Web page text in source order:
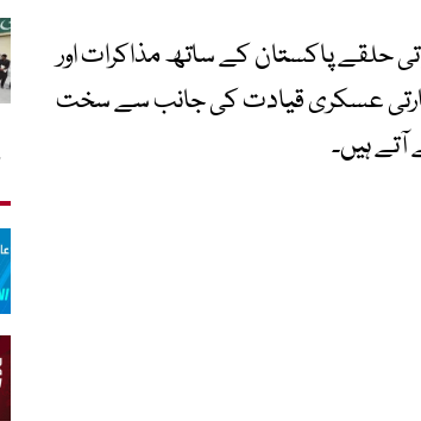
حلقے پاکستان کے ساتھ مذاکرات اور
عسکری قیادت کی جانب سے سخت
آتے ہیں۔